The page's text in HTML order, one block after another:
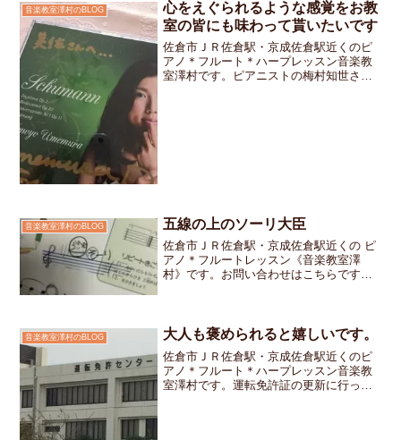
自分なりの道を丁寧に歩い...
音楽教室澤村のBLOG
心をえぐられるような感覚をお教
室の皆にも味わって貰いたいです
佐倉市ＪＲ佐倉駅・京成佐倉駅近くのピ
アノ＊フルート＊ハープレッスン音楽教
室澤村です。ピアニストの梅村知世さん
音楽教室澤村のBLOG 五線の上のソーリ大臣
佐倉市ＪＲ佐倉駅・京成佐倉駅近くの ピ
アノ＊フルートレッスン《音楽教室澤
村》です。お問い合わせはこちらですト
いるから（本当は総理...
音楽教室澤村のBLOG 大人も褒められると嬉しいです。
佐倉市ＪＲ佐倉駅・京成佐倉駅近くのピ
アノ＊フルート＊ハープレッスン音楽教
室澤村です。運転免許証の更新に行って